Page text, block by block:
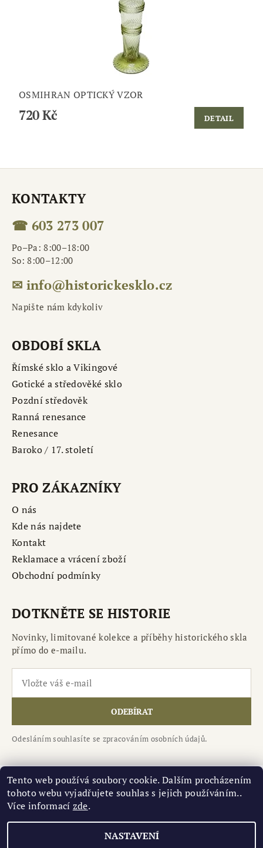
OSMIHRAN OPTICKÝ VZOR
720 Kč DETAIL
KONTAKTY
☎ 603 273 007
Po–Pa: 8:00–18:00
So: 8:00–12:00
✉ info@historickesklo.cz
Napište nám kdykoliv
OBDOBÍ SKLA
Římské sklo a Vikingové
Gotické a středověké sklo
Pozdní středověk
Ranná renesance
Renesance
Baroko / 17. století
PRO ZÁKAZNÍKY
O nás
Kde nás najdete
Kontakt
Reklamace a vrácení zboží
Obchodní podmínky
DOTKNĚTE SE HISTORIE
Novinky, limitované kolekce a příběhy historického skla
přímo do e-mailu.
ODEBÍRAT
Odesláním souhlasíte se zpracováním osobních údajů.
Národní kulturní památka Levý Hradec
Středočeské muzeu Roztoky
Tento web používá soubory cookie. Dalším procházením
tohoto webu vyjadřujete souhlas s jejich používáním..
Více informací zde.
NASTAVENÍ